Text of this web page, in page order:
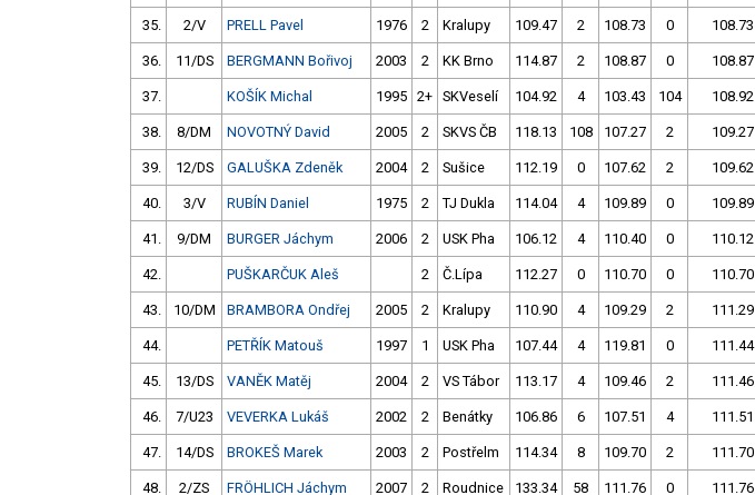
35. 2/V PRELL Pavel 1976 2 Kralupy 109.47 2 108.73 0 108.73
36. 11/DS BERGMANN Bořivoj 2003 2 KK Brno 114.87 2 108.87 0 108.87
37. KOŠÍK Michal 1995 2+ SKVeselí 104.92 4 103.43 104 108.92
38. 8/DM NOVOTNÝ David 2005 2 SKVS ČB 118.13 108 107.27 2 109.27
39. 12/DS GALUŠKA Zdeněk 2004 2 Sušice 112.19 0 107.62 2 109.62
40. 3/V RUBÍN Daniel 1975 2 TJ Dukla 114.04 4 109.89 0 109.89
41. 9/DM BURGER Jáchym 2006 2 USK Pha 106.12 4 110.40 0 110.12
42. PUŠKARČUK Aleš 2 Č.Lípa 112.27 0 110.70 0 110.70
43. 10/DM BRAMBORA Ondřej 2005 2 Kralupy 110.90 4 109.29 2 111.29
44. PETŘÍK Matouš 1997 1 USK Pha 107.44 4 119.81 0 111.44
45. 13/DS VANĚK Matěj 2004 2 VS Tábor 113.17 4 109.46 2 111.46
46. 7/U23 VEVERKA Lukáš 2002 2 Benátky 106.86 6 107.51 4 111.51
47. 14/DS BROKEŠ Marek 2003 2 Postřelm 114.34 8 109.70 2 111.70
48. 2/ZS FRÖHLICH Jáchym 2007 2 Roudnice 133.34 58 111.76 0 111.76